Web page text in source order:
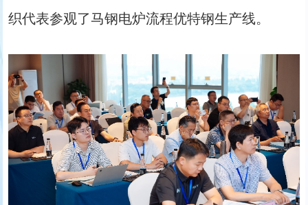
织代表参观了马钢电炉流程优特钢生产线。